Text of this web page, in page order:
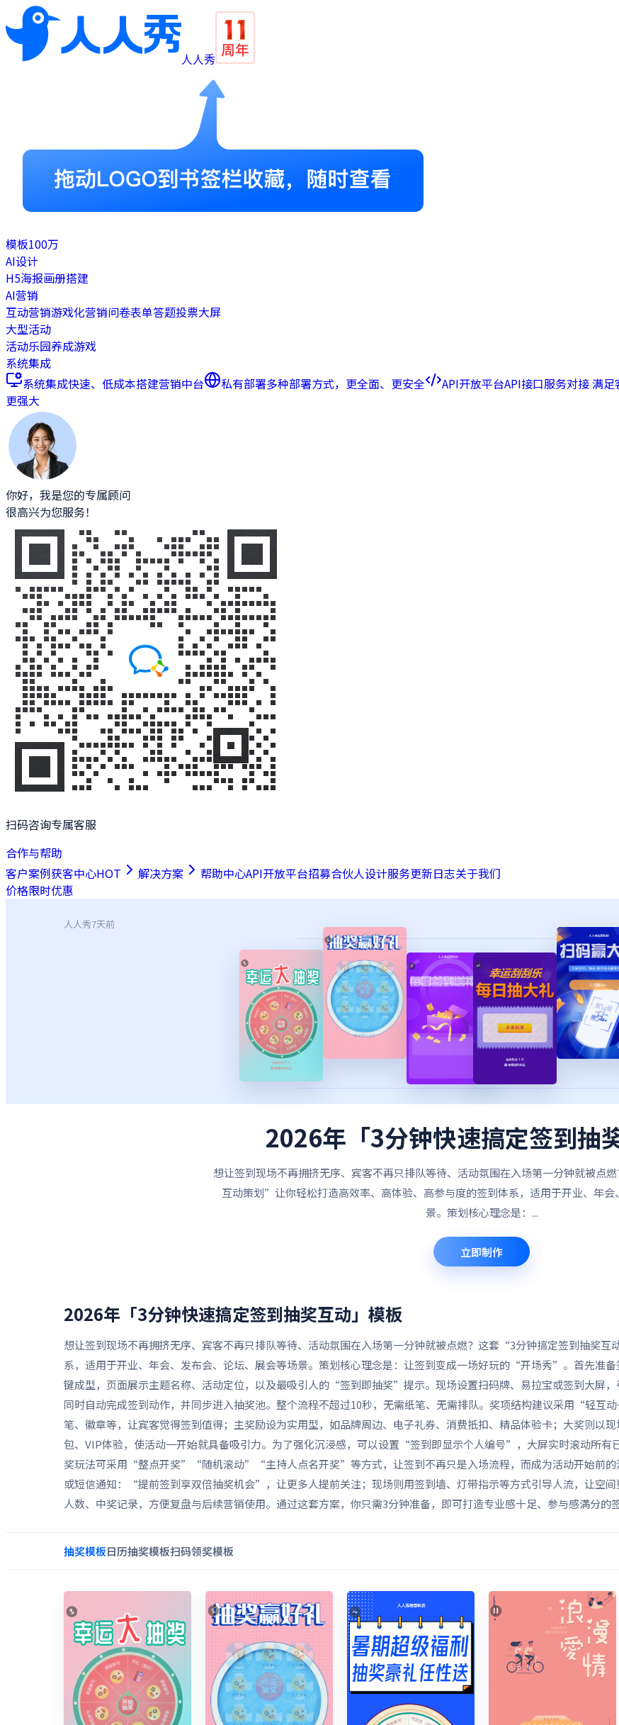
人人秀
模板100万
AI设计
H5海报画册搭建
AI营销
互动营销游戏化营销问卷表单答题投票大屏
大型活动
活动乐园养成游戏
系统集成
系统集成快速、低成本搭建营销中台 私有部署多种部署方式，更全面、更安全 API开放平台API接口服务对接 满
更强大
你好，我是您的专属顾问
很高兴为您服务！
扫码咨询专属客服
合作与帮助
客户案例获客中心HOT 解决方案 帮助中心API开放平台招募合伙人设计服务更新日志关于我们
价格限时优惠
人人秀7天前
2026年「3分钟快速搞定签到抽
想让签到现场不再拥挤无序、宾客不再只排队等待、活动氛围在入场第一分钟就被点
互动策划”让你轻松打造高效率、高体验、高参与度的签到体系，适用于开业、年会
景。策划核心理念是：...
立即制作
2026年「3分钟快速搞定签到抽奖互动」 模板
想让签到现场不再拥挤无序、宾客不再只排队等待、活动氛围在入场第一分钟就被点燃？这套“3分钟搞定签到抽奖
系，适用于开业、年会、发布会、论坛、展会等场景。策划核心理念是：让签到变成一场好玩的“开场秀”。首先准
键成型，页面展示主题名称、活动定位，以及最吸引人的“签到即抽奖”提示。现场设置扫码牌、易拉宝或签到大屏
同时自动完成签到动作，并同步进入抽奖池。整个流程不超过10秒，无需纸笔、无需排队。奖项结构建议采用“轻互
笔、徽章等，让宾客觉得签到值得；主奖励设为实用型，如品牌周边、电子礼券、消费抵扣、精品体验卡；大奖则以
包、VIP体验，使活动一开始就具备吸引力。为了强化沉浸感，可以设置“签到即显示个人编号”，大屏实时滚动所
奖玩法可采用“整点开奖”“随机滚动”“主持人点名开奖”等方式，让签到不再只是入场流程，而成为活动开始前的
或短信通知：“提前签到享双倍抽奖机会”，让更多人提前关注；现场则用签到墙、灯带指示等方式引导人流，让空
人数、中奖记录，方便复盘与后续营销使用。通过这套方案，你只需3分钟准备，即可打造专业感十足、参与感满分
抽奖模板日历抽奖模板扫码领奖模板